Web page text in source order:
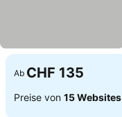
Ab CHF 135
Preise von 15 Websites